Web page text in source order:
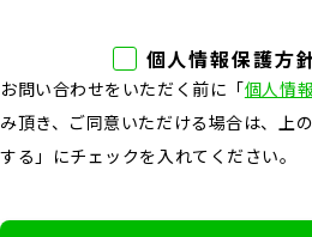
個人情報保護方
お問い合わせをいただく前に「個人情
み頂き、ご同意いただける場合は、上
する」にチェックを入れてください。